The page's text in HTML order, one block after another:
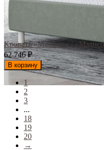
Кровать «Madison» /
62 746₽
В корзину
1
2
3
...
18
19
20
→